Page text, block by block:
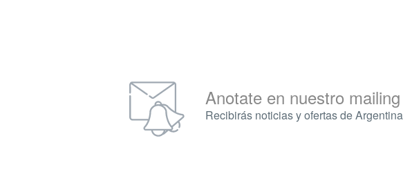
Anotate en nuestro mailing
Recibirás noticias y ofertas de Argentina